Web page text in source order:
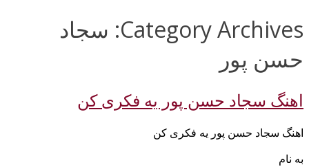
Category Archives: سجاد
حسن پور
اهنگ سجاد حسن پور یه فکری کن
اهنگ سجاد حسن پور یه فکری کن
به نام